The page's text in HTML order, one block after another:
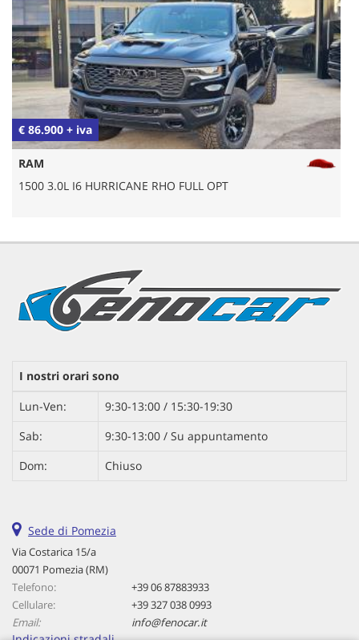
€ 86.900 + iva
RAM
1500 3.0L I6 HURRICANE RHO FULL OPT
I nostri orari sono
Lun-Ven:
9:30-13:00 / 15:30-19:30
Sab:
9:30-13:00 / Su appuntamento
Dom:
Chiuso
Sede di Pomezia
Via Costarica 15/a
00071 Pomezia (RM)
Telefono:
+39 06 87883933
Cellulare:
+39 327 038 0993
Email:
info@fenocar.it